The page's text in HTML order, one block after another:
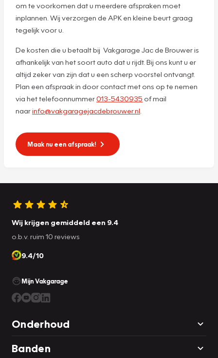
om te voorkomen dat u meerdere afspraken moet
inplannen. Wij verzorgen de APK en kleine beurt graag
tegelijk voor u.
De kosten die u betaalt bij Vakgarage Jac de Brouwer is
afhankelijk van het soort auto dat u rijdt. Bij ons kunt u er
altijd zeker van zijn dat u een scherp voorstel ontvangt.
Plan een afspraak in door contact met ons op te nemen
via het telefoonnummer013-5430935 of mail
naarinfo@vakgaragejacdebrouwer.nl
Maak nu een afspraak!
Wij krijgen gemiddeld een 9.4
o.b.v. ruim 10 reviews
9.4/10
Mijn Vakgarage
Onderhoud
Banden